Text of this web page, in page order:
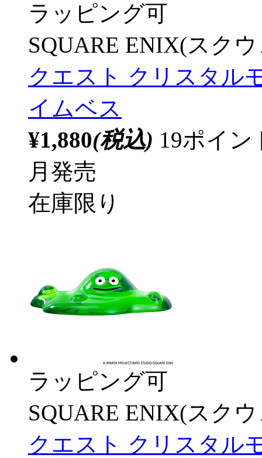
ラッピング可
SQUARE ENIX(スク
クエスト クリスタル
イムベス
¥1,880(税込) 19ポイ
月発売
在庫限り
ラッピング可
SQUARE ENIX(スク
クエスト クリスタル